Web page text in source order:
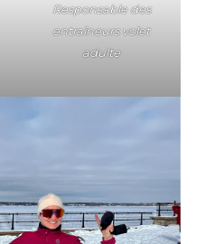
Responsable des
entraîneurs volet
adulte